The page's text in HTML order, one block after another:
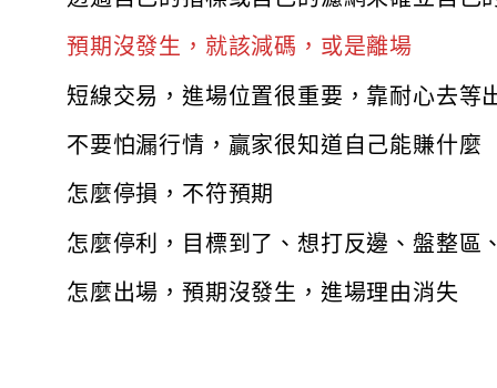
預期沒發生，就該減碼，或是離場
短線交易，進場位置很重要，靠耐心去等
不要怕漏行情，贏家很知道自己能賺什麼
怎麼停損，不符預期
怎麼停利，目標到了、想打反邊、盤整區
怎麼出場，預期沒發生，進場理由消失